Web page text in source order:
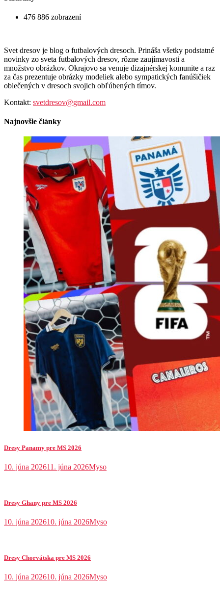
476 886 zobrazení
Svet dresov je blog o futbalových dresoch. Prináša všetky podstatné
novinky zo sveta futbalových dresov, rôzne zaujímavosti a
množstvo obrázkov. Okrajovo sa venuje dizajnérskej komunite a raz
za čas prezentuje obrázky modeliek alebo sympatických fanúšičiek
oblečených v dresoch svojich obľúbených tímov.
Kontakt: svetdresov@gmail.com
Najnovšie články
Dresy Panamy pre MS 2026
10. júna 202611. júna 2026Myso
Dresy Ghany pre MS 2026
10. júna 202610. júna 2026Myso
Dresy Chorvátska pre MS 2026
10. júna 202610. júna 2026Myso